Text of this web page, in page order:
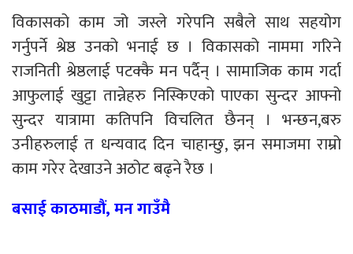
विकासको काम जो जस्ले गरेपनि सबैले साथ सहयोग
गर्नुपर्ने श्रेष्ठ उनको भनाई छ । विकासको नाममा गरिने
राजनिती श्रेष्ठलाई पटक्कै मन पर्दैन् । सामाजिक काम गर्दा
आफुलाई खुट्टा तान्नेहरु निस्किएको पाएका सुन्दर आफ्नो
सुन्दर यात्रामा कतिपनि विचलित छैनन् । भन्छन,बरु
उनीहरुलाई त धन्यवाद दिन चाहान्छु, झन समाजमा राम्रो
काम गरेर देखाउने अठोट बढ्ने रैछ ।
बसाई काठमाडौं, मन गाउँमै